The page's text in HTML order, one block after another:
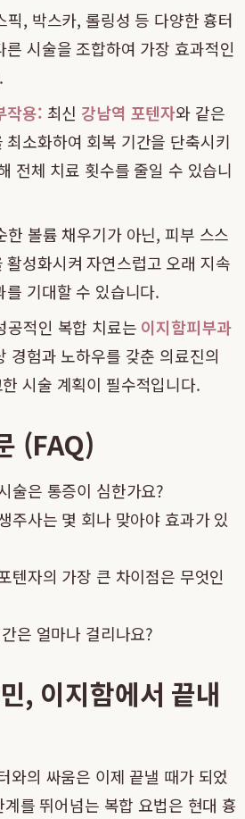
픽, 박스카, 롤링성 등 다양한 흉터
른 시술을 조합하여 가장 효과적인
작용: 최신 강남역 포텐자와 같은
최소화하여 회복 기간을 단축시키
전체 치료 횟수를 줄일 수 있습니
한 볼륨 채우기가 아닌, 피부 스스
활성화시켜 자연스럽고 오래 지속
를 기대할 수 있습니다.
공적인 복합 치료는 이지함피부과
경험과 노하우를 갖춘 의료진의
시술 계획이 필수적입니다.
(FAQ)
술은 통증이 심한가요?
주사는 몇 회나 맞아야 효과가 있
텐자의 가장 큰 차이점은 무엇인
은 얼마나 걸리나요?
, 이지함에서 끝내
와의 싸움은 이제 끝낼 때가 되었
를 뛰어넘는 복합 요법은 현대 흉